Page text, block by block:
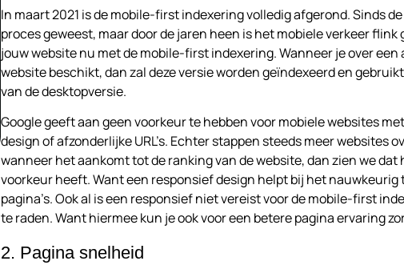
In maart 2021 is de mobile-first indexering volledig afgerond. Sinds
proces geweest, maar door de jaren heen is het mobiele verkeer
jouw website nu met de mobile-first indexering. Wanneer je over
website beschikt, dan zal deze versie worden geïndexeerd en
van de desktopversie.
Google geeft aan geen voorkeur te hebben voor mobiele websites
design of afzonderlijke URL’s. Echter stappen steeds meer websites
wanneer het aankomt tot de ranking van de website, dan zien we
voorkeur heeft. Want een responsief design helpt bij het
pagina’s. Ook al is een responsief niet vereist voor de mobile-first
te raden. Want hiermee kun je ook voor een betere pagina ervaring
2. Pagina snelheid